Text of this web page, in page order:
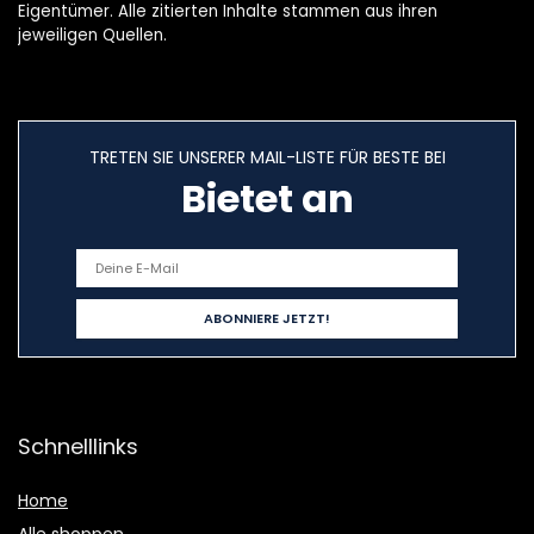
Eigentümer. Alle zitierten Inhalte stammen aus ihren
jeweiligen Quellen.
TRETEN SIE UNSERER MAIL-LISTE FÜR BESTE BEI
Bietet an
Schnelllinks
Home